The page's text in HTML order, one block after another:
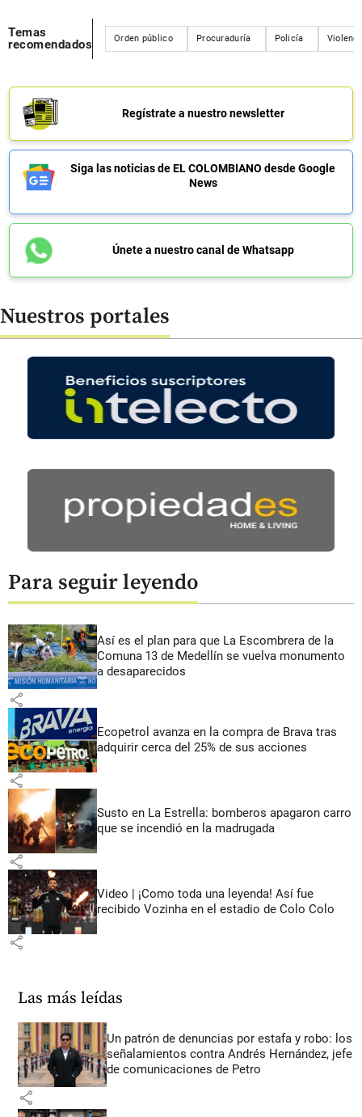
Temas
recomendados
Orden público Procuraduría Policía
Regístrate a nuestro newsletter
Siga las noticias de EL COLOMBIANO desde Google
News
Únete a nuestro canal de Whatsapp
Nuestros portales
Para seguir leyendo
Así es el plan para que La Escombrera de la
Comuna 13 de Medellín se vuelva monumento
a desaparecidos
share
Ecopetrol avanza en la compra de Brava tras
adquirir cerca del 25% de sus acciones
share
Susto en La Estrella: bomberos apagaron carro
que se incendió en la madrugada
share
Video | ¡Como toda una leyenda! Así fue
recibido Vozinha en el estadio de Colo Colo
share
Las más leídas
Un patrón de denuncias por estafa y robo: los
señalamientos contra Andrés Hernández, jefe
de comunicaciones de Petro
share